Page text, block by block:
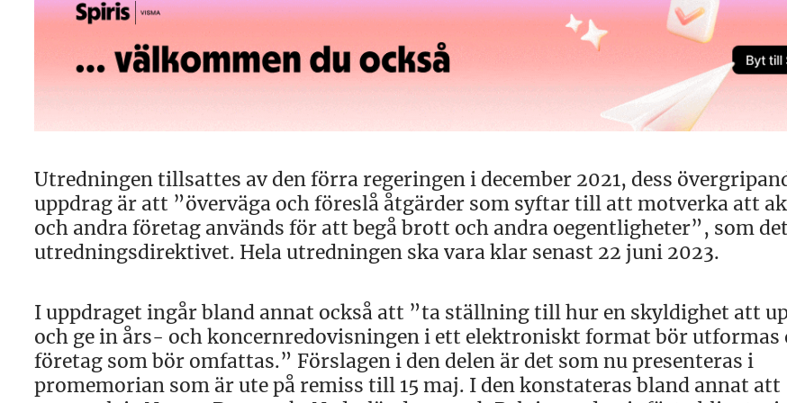
Utredningen tillsattes av den förra regeringen i december 2021, dess
uppdrag är att ”överväga och föreslå åtgärder som syftar till att motverka att
och andra företag används för att begå brott och andra oegentligheter”, som
utredningsdirektivet. Hela utredningen ska vara klar senast 22 juni 2023.
I uppdraget ingår bland annat också att ”ta ställning till hur en skyldighet att
och ge in års- och koncernredovisningen i ett elektroniskt format bör utformas
företag som bör omfattas.” Förslagen i den delen är det som nu presenteras i
promemorian som är ute på remiss till 15 maj. I den konstateras bland annat att